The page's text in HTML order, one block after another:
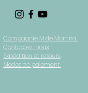
Compagnie M de Martina
Contactez-nous
Expédition et retours
Modes de paiement